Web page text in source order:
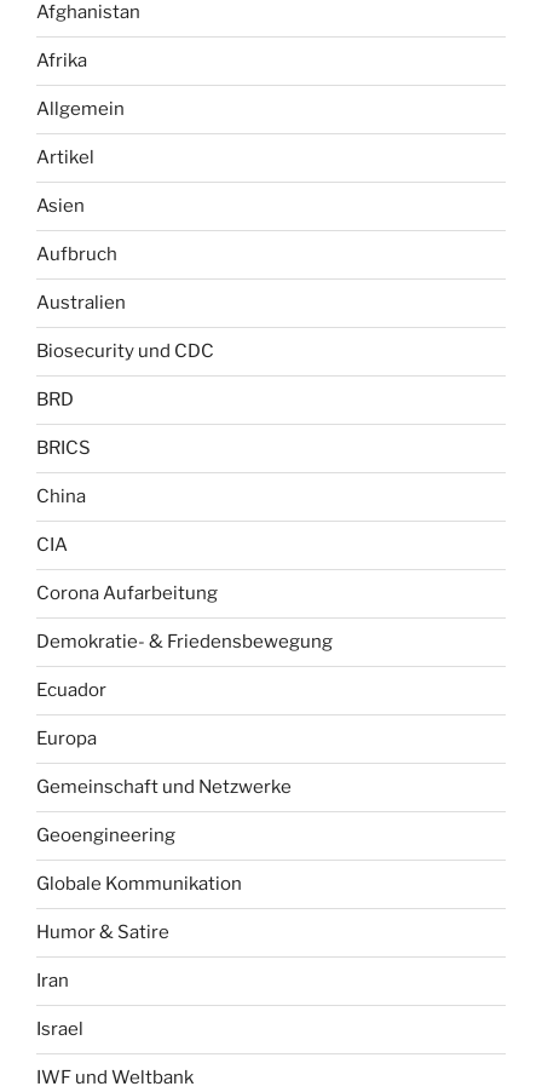
Afghanistan
Afrika
Allgemein
Artikel
Asien
Aufbruch
Australien
Biosecurity und CDC
BRD
BRICS
China
CIA
Corona Aufarbeitung
Demokratie- & Friedensbewegung
Ecuador
Europa
Gemeinschaft und Netzwerke
Geoengineering
Globale Kommunikation
Humor & Satire
Iran
Israel
IWF und Weltbank